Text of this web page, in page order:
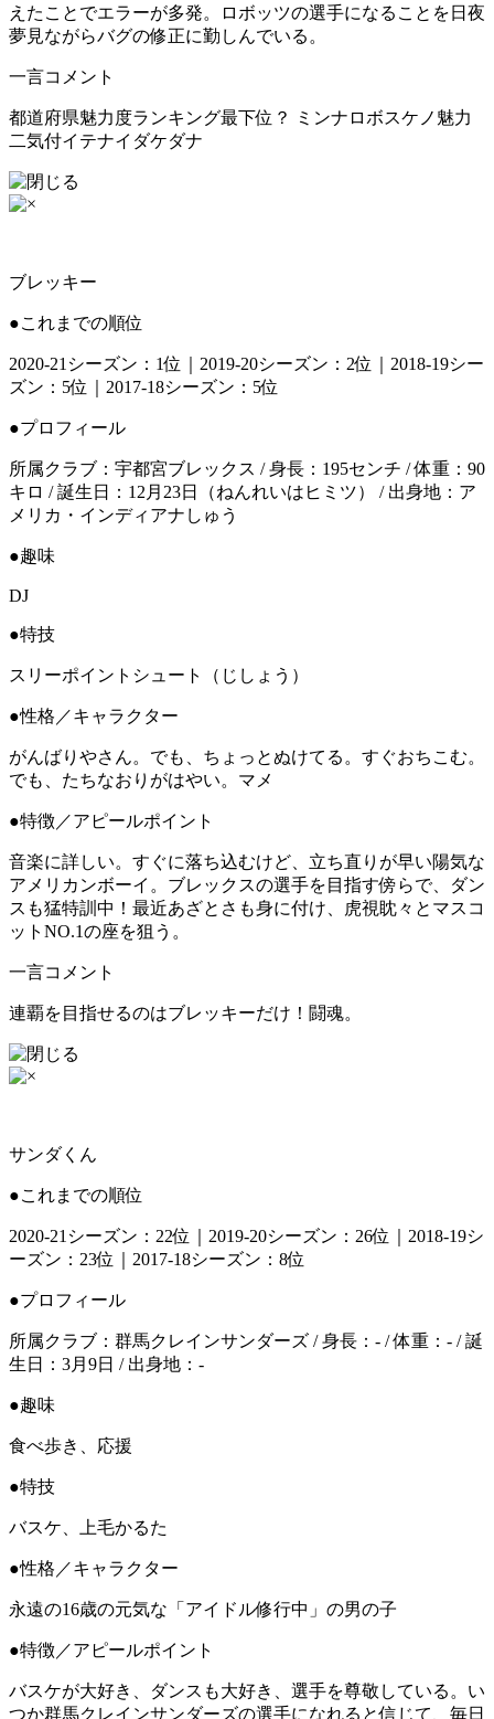
えたことでエラーが多発。ロボッツの選手になることを日夜
夢見ながらバグの修正に勤しんでいる。
一言コメント
都道府県魅力度ランキング最下位？ ミンナロボスケノ魅力
二気付イテナイダケダナ
ブレッキー
●これまでの順位
2020-21シーズン：1位｜2019-20シーズン：2位｜2018-19シー
ズン：5位｜2017-18シーズン：5位
●プロフィール
所属クラブ：宇都宮ブレックス / 身長：195センチ / 体重：90
キロ / 誕生日：12月23日（ねんれいはヒミツ） / 出身地：ア
メリカ・インディアナしゅう
●趣味
DJ
●特技
スリーポイントシュート（じしょう）
●性格／キャラクター
がんばりやさん。でも、ちょっとぬけてる。すぐおちこむ。
でも、たちなおりがはやい。マメ
●特徴／アピールポイント
音楽に詳しい。すぐに落ち込むけど、立ち直りが早い陽気な
アメリカンボーイ。ブレックスの選手を目指す傍らで、ダン
スも猛特訓中！最近あざとさも身に付け、虎視眈々とマスコ
ットNO.1の座を狙う。
一言コメント
連覇を目指せるのはブレッキーだけ！闘魂。
サンダくん
●これまでの順位
2020-21シーズン：22位｜2019-20シーズン：26位｜2018-19シ
ーズン：23位｜2017-18シーズン：8位
●プロフィール
所属クラブ：群馬クレインサンダーズ / 身長：- / 体重：- / 誕
生日：3月9日 / 出身地：-
●趣味
食べ歩き、応援
●特技
バスケ、上毛かるた
●性格／キャラクター
永遠の16歳の元気な「アイドル修行中」の男の子
●特徴／アピールポイント
バスケが大好き、ダンスも大好き、選手を尊敬している。い
つか群馬クレインサンダーズの選手になれると信じて、毎日